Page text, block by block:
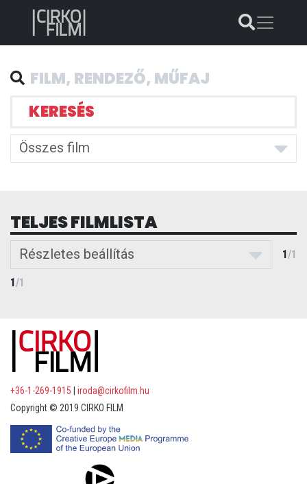
KERESÉS
Összes film
TELJES FILMLISTA
Részletes beállítás 1/1
1/1
+36-1-269-1915
iroda@cirkofilm.hu
Copyright © 2019 CIRKO FILM